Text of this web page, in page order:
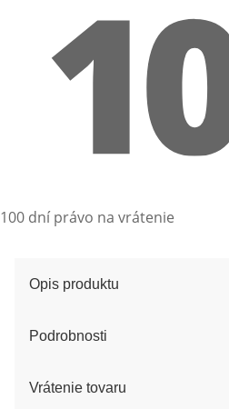
100 dní právo na vrátenie
Opis produktu
Podrobnosti
Vrátenie tovaru